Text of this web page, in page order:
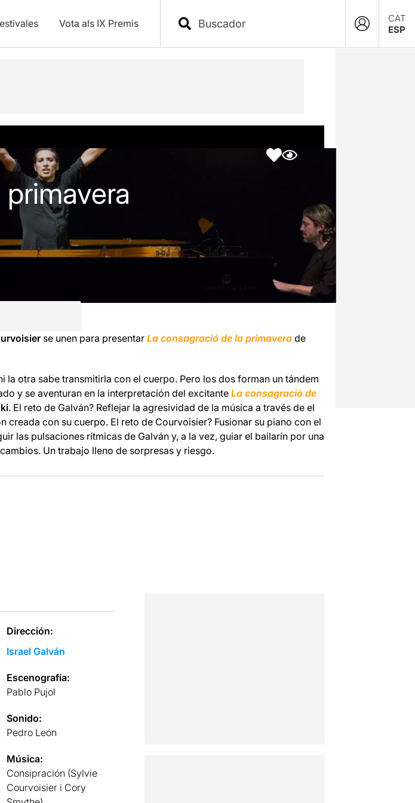
Vota als IX Premis
CAT
ESP
se unen para presentar La consagració de la primaverade
la otra sabe transmitirla con el cuerpo. Pero los dos forman un tándem
y se aventuran en la interpretación del excitante La consagració de
. El reto de Galván? Reflejar la agresividad de la música a través de el
creada con su cuerpo. El reto de Courvoisier? Fusionar su piano con el
las pulsaciones rítmicas de Galván y, a la vez, guiar el bailarín por una
Un trabajo lleno de sorpresas y riesgo.
Dirección:
Israel Galván
Escenografía:
Pablo Pujol
Sonido:
Pedro León
Música:
Consipración (Sylvie
Courvoisier i Cory